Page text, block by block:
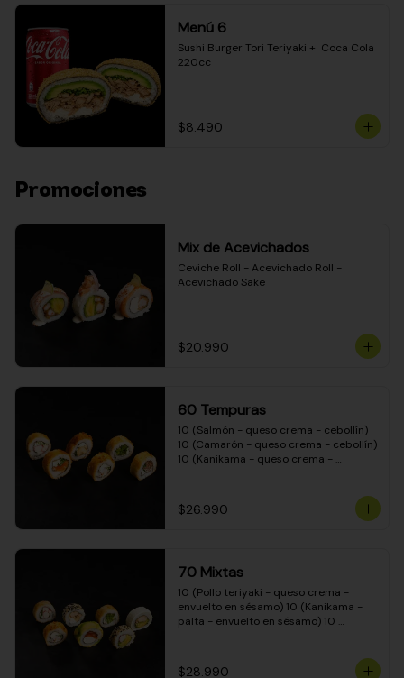
Menú 6
Sushi Burger Tori Teriyaki +  Coca Cola
220cc
$8.490
Promociones
Mix de Acevichados
Ceviche Roll - Acevichado Roll -
Acevichado Sake
$20.990
60 Tempuras
10 (Salmón - queso crema - cebollín)
10 (Camarón - queso crema - cebollín)
10 (Kanikama - queso crema -
crema - cebollín) 10 (Carne - queso
crema - cebollín)
$26.990
70 Mixtas
10 (Pollo teriyaki - queso crema -
envuelto en sésamo) 10 (Kanikama -
palta - envuelto en sésamo) 10
- envuelto en queso crema) 10
$28.990